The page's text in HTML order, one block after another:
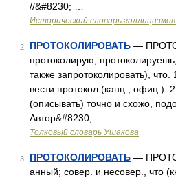
//&#8230; …
Исторический словарь галлицизмов
2 ПРОТОКОЛИРОВАТЬ —
протоколирую,
также запротоколировать), что.
вести протокол (канц., офиц.).
(описывать) точно и схожо,
Автор&#8230; …
Толковый словарь Ушакова
3 ПРОТОКОЛИРОВАТЬ —
анный; совер. и несовер., что